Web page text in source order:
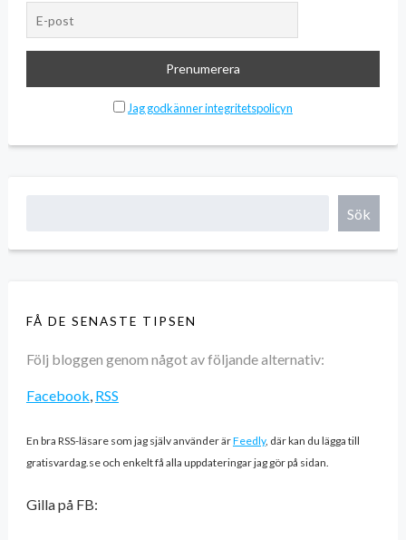
Jag godkänner integritetspolicyn
Sök
FÅ DE SENASTE TIPSEN
Följ bloggen genom något av följande alternativ:
Facebook, RSS
En bra RSS-läsare som jag själv använder ärFeedly, där kan du lägga till
gratisvardag.se och enkelt få alla uppdateringar jag gör på sidan.
Gilla på FB: